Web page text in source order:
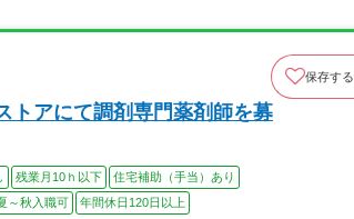
保存する
トアにて調剤専門薬剤師を募
残業月10ｈ以下
住宅補助（手当）あり
～秋入職可 年間休日120日以上